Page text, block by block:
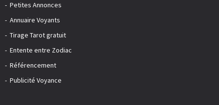
Petites Annonces
Annuaire Voyants
Tirage Tarot gratuit
Entente entre Zodiac
Référencement
Publicité Voyance